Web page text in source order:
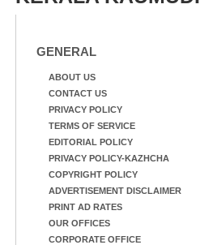
GENERAL
ABOUT US
CONTACT US
PRIVACY POLICY
TERMS OF SERVICE
EDITORIAL POLICY
PRIVACY POLICY-KAZHCHA
COPYRIGHT POLICY
ADVERTISEMENT DISCLAIMER
PRINT AD RATES
OUR OFFICES
CORPORATE OFFICE